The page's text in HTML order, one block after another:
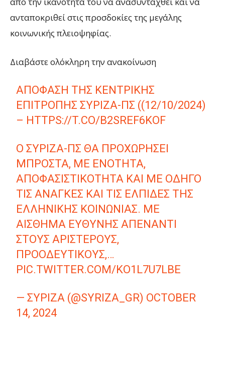
ανταποκριθεί στις προσδοκίες της μεγάλης
κοινωνικής πλειοψηφίας.
Διαβάστε ολόκληρη την ανακοίνωση
ΑΠΌΦΑΣΗ ΤΗΣ ΚΕΝΤΡΙΚΉΣ
ΕΠΙΤΡΟΠΉΣ ΣΥΡΙΖΑ-ΠΣ ((12/10/2024)
– HTTPS://T.CO/B2SREF6KOF
Ο ΣΥΡΙΖΑ-ΠΣ ΘΑ ΠΡΟΧΩΡΉΣΕΙ
ΜΠΡΟΣΤΆ, ΜΕ ΕΝΌΤΗΤΑ,
ΑΠΟΦΑΣΙΣΤΙΚΌΤΗΤΑ ΚΑΙ ΜΕ ΟΔΗΓΌ
ΤΙΣ ΑΝΆΓΚΕΣ ΚΑΙ ΤΙΣ ΕΛΠΊΔΕΣ ΤΗΣ
ΕΛΛΗΝΙΚΉΣ ΚΟΙΝΩΝΊΑΣ. ΜΕ
ΑΊΣΘΗΜΑ ΕΥΘΎΝΗΣ ΑΠΈΝΑΝΤΙ
ΣΤΟΥΣ ΑΡΙΣΤΕΡΟΎΣ,
ΠΡΟΟΔΕΥΤΙΚΟΎΣ,…
PIC.TWITTER.COM/KO1L7U7LBE
— ΣΥΡΙΖΑ (@SYRIZA_GR) OCTOBER
14, 2024